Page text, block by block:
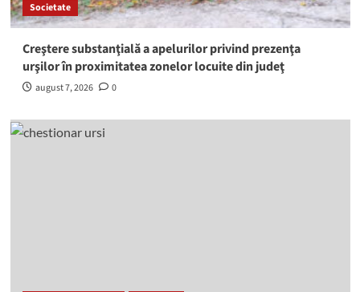
Societate
Creştere substanţială a apelurilor privind prezenţa
urşilor în proximitatea zonelor locuite din judeţ
august 7, 2026 0